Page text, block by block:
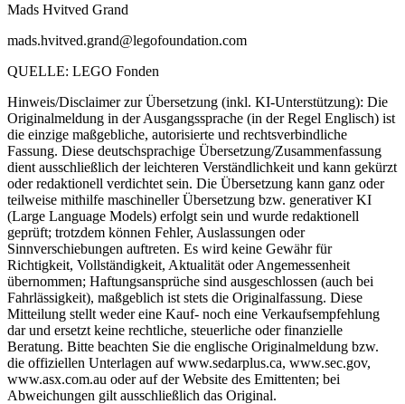
Mads Hvitved Grand
mads.hvitved.grand@legofoundation.com
QUELLE: LEGO Fonden
Hinweis/Disclaimer zur Übersetzung (inkl. KI-Unterstützung): Die
Originalmeldung in der Ausgangssprache (in der Regel Englisch) ist
die einzige maßgebliche, autorisierte und rechtsverbindliche
Fassung. Diese deutschsprachige Übersetzung/Zusammenfassung
dient ausschließlich der leichteren Verständlichkeit und kann gekürzt
oder redaktionell verdichtet sein. Die Übersetzung kann ganz oder
teilweise mithilfe maschineller Übersetzung bzw. generativer KI
(Large Language Models) erfolgt sein und wurde redaktionell
geprüft; trotzdem können Fehler, Auslassungen oder
Sinnverschiebungen auftreten. Es wird keine Gewähr für
Richtigkeit, Vollständigkeit, Aktualität oder Angemessenheit
übernommen; Haftungsansprüche sind ausgeschlossen (auch bei
Fahrlässigkeit), maßgeblich ist stets die Originalfassung. Diese
Mitteilung stellt weder eine Kauf- noch eine Verkaufsempfehlung
dar und ersetzt keine rechtliche, steuerliche oder finanzielle
Beratung. Bitte beachten Sie die englische Originalmeldung bzw.
die offiziellen Unterlagen auf www.sedarplus.ca, www.sec.gov,
www.asx.com.au oder auf der Website des Emittenten; bei
Abweichungen gilt ausschließlich das Original.